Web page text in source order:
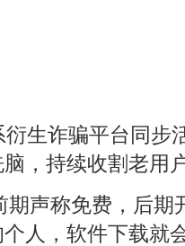
衍生诈骗平台同步
，持续收割老用
期声称免费，后期
人，软件下载就